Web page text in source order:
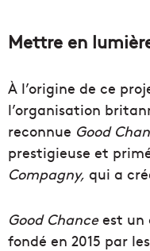
Mettre en
À l’origine de ce
l’organisation
reconnue Good
prestigieuse et
Compagny, qui a
Good Chanceest un
fondé en 2015 par